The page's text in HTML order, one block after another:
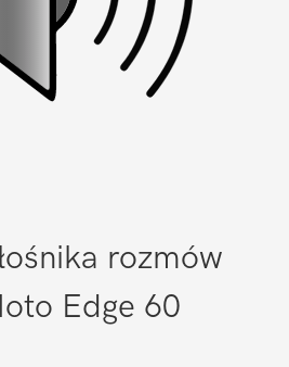
rozmów
Edge 60